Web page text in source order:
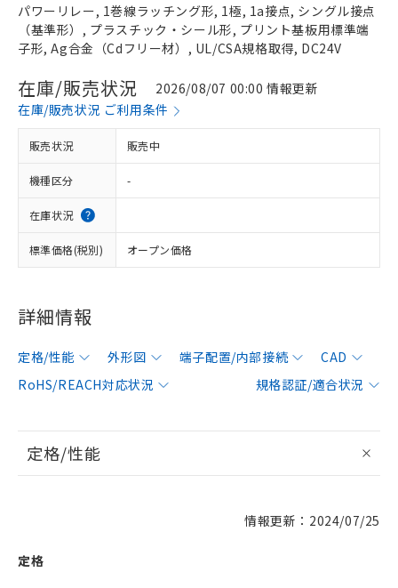
パワーリレー, 1巻線ラッチング形, 1極, 1a接点, シングル接点
（基準形）, プラスチック・シール形, プリント基板用標準端
子形, Ag合金（Cdフリー材）, UL/CSA規格取得, DC24V
在庫/販売状況
2026/08/07 00:00 情報更新
在庫/販売状況 ご利用条件
販売状況 販売中
機種区分 -
在庫状況
標準価格(税別) オープン価格
詳細情報
定格/性能 外形図 端子配置/内部接続
CAD
RoHS/REACH対応状況
規格認証/適合状況
定格/性能
情報更新：2024/07/25
定格